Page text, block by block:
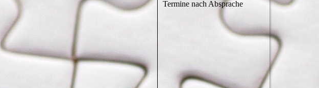
Termine nach Absprache